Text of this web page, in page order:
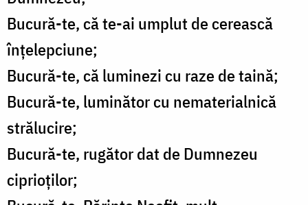
Bucură-te, că te-ai umplut de cerească
înțelepciune;
Bucură-te, că luminezi cu raze de taină;
Bucură-te, luminător cu nematerialnică
strălucire;
Bucură-te, rugător dat de Dumnezeu
ciprioților;